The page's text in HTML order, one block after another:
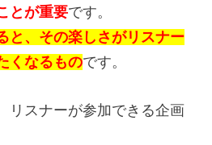
とが重要です。
と、その楽しさがリスナー
くなるものです。
リスナーが参加できる企画